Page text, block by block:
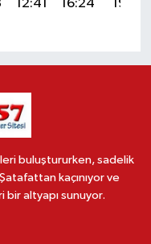
12:41 16:24 19:24
buluştururken, sadelik
kaçınıyor ve
bir altyapı sunuyor.